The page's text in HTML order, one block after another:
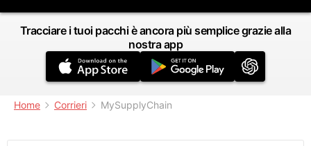
Tracciare i tuoi pacchi è ancora più semplice grazie alla
nostra app
Home Corrieri MySupplyChain